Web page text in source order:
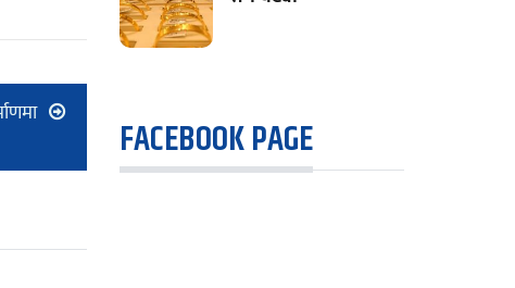
FACEBOOK PAGE